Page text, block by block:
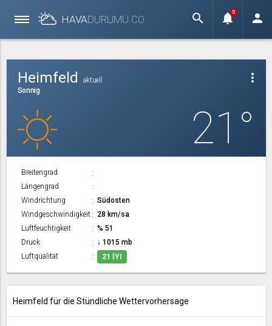
HAVADURUMU.CO search notifications
0 person
more_vert
Heimfeld
aktuell
Sonnig
21°
Breitengrad
Längengrad
Windrichtung
Südosten
Windgeschwindigkeit
28 km/sa
Luftfeuchtigkeit
% 51
Druck
↓ 1015 mb
Luftqualität
21 İYI
Heimfeld für die Stündliche Wettervorhersage